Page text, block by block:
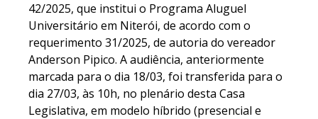
42/2025, que institui o Programa Aluguel
Universitário em Niterói, de acordo com o
requerimento 31/2025, de autoria do vereador
Anderson Pipico. A audiência, anteriormente
marcada para o dia 18/03, foi transferida para o
dia 27/03, às 10h, no plenário desta Casa
Legislativa, em modelo híbrido (presencial e